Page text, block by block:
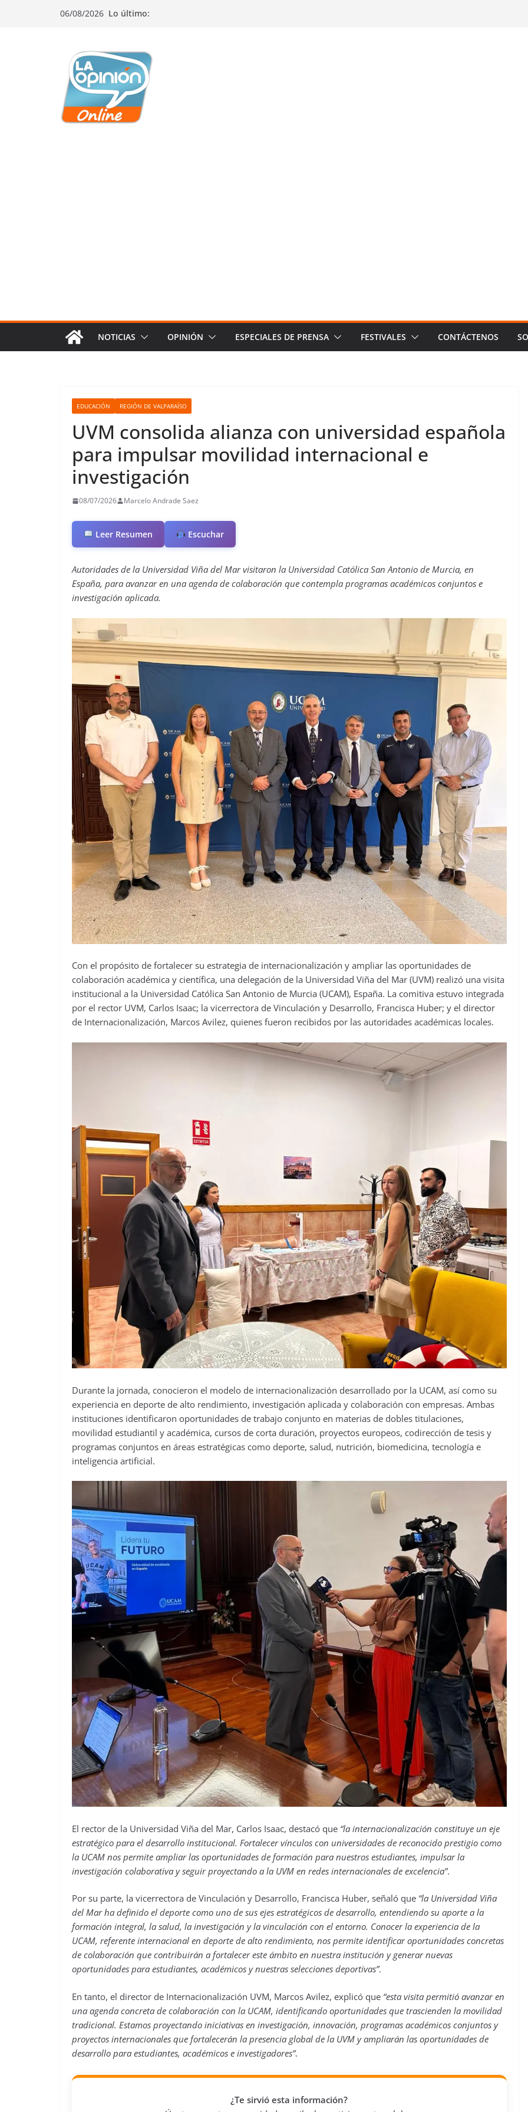
06/08/2026 Lo último:
NOTICIAS OPINIÓN ESPECIALES DE PRENSA FESTIVALES CONTÁCTENOS
EDUCACIÓN REGIÓN DE VALPARAÍSO
UVM consolida alianza con universidad española
para impulsar movilidad internacional e
investigación
08/07/2026 Marcelo Andrade Saez
Leer Resumen Escuchar
Autoridades de la Universidad Viña del Mar visitaron la Universidad Católica San Antonio de Murcia, en
España, para avanzar en una agenda de colaboración que contempla programas académicos conjuntos e
investigación aplicada.
Con el propósito de fortalecer su estrategia de internacionalización y ampliar las oportunidades de
colaboración académica y científica, una delegación de la Universidad Viña del Mar (UVM) realizó una visita
institucional a la Universidad Católica San Antonio de Murcia (UCAM), España. La comitiva estuvo integrada
por el rector UVM, Carlos Isaac; la vicerrectora de Vinculación y Desarrollo, Francisca Huber; y el director
de Internacionalización, Marcos Avilez, quienes fueron recibidos por las autoridades académicas locales.
Durante la jornada, conocieron el modelo de internacionalización desarrollado por la UCAM, así como su
experiencia en deporte de alto rendimiento, investigación aplicada y colaboración con empresas. Ambas
instituciones identificaron oportunidades de trabajo conjunto en materias de dobles titulaciones,
movilidad estudiantil y académica, cursos de corta duración, proyectos europeos, codirección de tesis y
programas conjuntos en áreas estratégicas como deporte, salud, nutrición, biomedicina, tecnología e
inteligencia artificial.
El rector de la Universidad Viña del Mar, Carlos Isaac, destacó que “la internacionalización constituye un eje
estratégico para el desarrollo institucional. Fortalecer vínculos con universidades de reconocido prestigio como
la UCAM nos permite ampliar las oportunidades de formación para nuestros estudiantes, impulsar la
investigación colaborativa y seguir proyectando a la UVM en redes internacionales de excelencia”.
Por su parte, la vicerrectora de Vinculación y Desarrollo, Francisca Huber, señaló que “la Universidad Viña
del Mar ha definido el deporte como uno de sus ejes estratégicos de desarrollo, entendiendo su aporte a la
formación integral, la salud, la investigación y la vinculación con el entorno. Conocer la experiencia de la
UCAM, referente internacional en deporte de alto rendimiento, nos permite identificar oportunidades concretas
de colaboración que contribuirán a fortalecer este ámbito en nuestra institución y generar nuevas
oportunidades para estudiantes, académicos y nuestras selecciones deportivas”.
En tanto, el director de Internacionalización UVM, Marcos Avilez, explicó que “esta visita permitió avanzar en
una agenda concreta de colaboración con la UCAM, identificando oportunidades que trascienden la movilidad
tradicional. Estamos proyectando iniciativas en investigación, innovación, programas académicos conjuntos y
proyectos internacionales que fortalecerán la presencia global de la UVM y ampliarán las oportunidades de
desarrollo para estudiantes, académicos e investigadores”.
¿Te sirvió esta información?